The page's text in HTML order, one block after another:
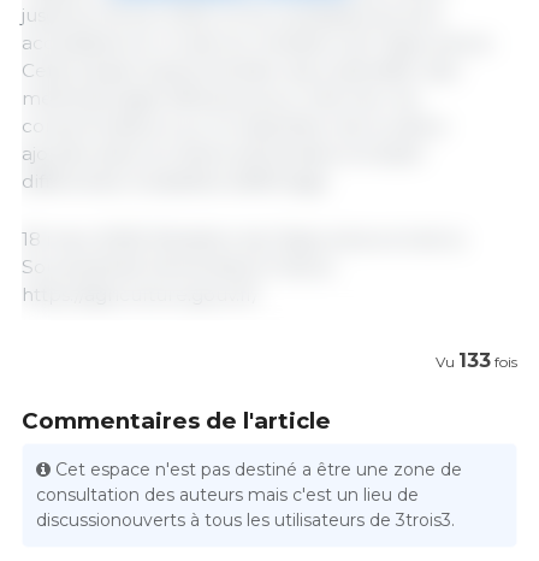
jusqu’au 30 juin 2025, et les candidatures sont
accessibles sur le site du ministère de l’Agriculture.
Cette phase expérimentale vise à identifier des
méthodologies efficaces pour informer les
consommateurs sur la répartition de la valeur
ajoutée dans la chaîne alimentaire et tester
différentes modalités d’affichage.
18 mars 2025/ Ministère de l'Agriculture et de la
Souveraineté Alimentaire/ France.
https://agriculture.gouv.fr/
Vu 133 fois
Commentaires de l'article
Cet espace n'est pas destiné a être une zone de
consultation des auteurs mais c'est un lieu de
discussionouverts à tous les utilisateurs de 3trois3.